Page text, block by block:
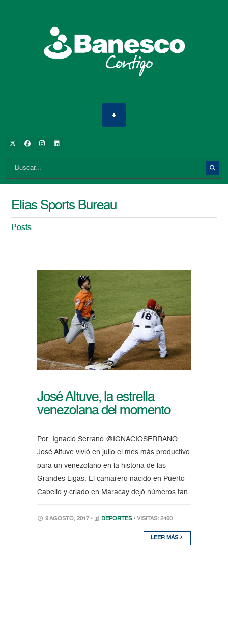
Elias Sports Bureau
Posts
José Altuve, la estrella
venezolana del momento
Por: Ignacio Serrano @IGNACIOSERRANO
José Altuve vivió en julio el mes más productivo
para un venezolano en la historia de las
Grandes Ligas. El camarero nacido en Puerto
Cabello y criado en Maracay dejó números tan
9 AGOSTO, 2017 • DEPORTES • VISITAS: 2460
LEER MÁS